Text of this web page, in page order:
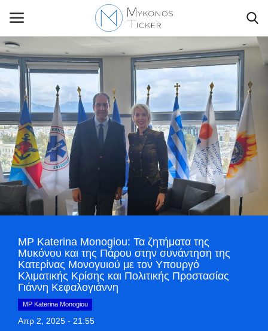
Contact Us
Politique
Business
Travel
World
Style Adorés
Greece
Entertainment
MP Katerina Monogiou: Τα ζητήματα της
Μυκόνου και της Πάρου στην συνάντηση της
Κατερίνας Μονογυιού με τον Υπουργό
Κλιματικής Κρίσης και Πολιτικής Προστασίας
Γιάννη Κεφαλογιάννη
MP Katerina Monogiou
Απρ 2, 2025 - 21:55